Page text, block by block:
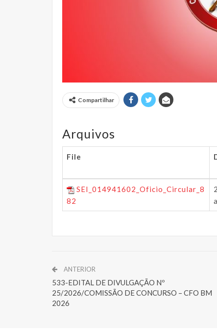
Compartilhar
Arquivos
File
SEI_014941602_Oficio_Circular_8
82
ANTERIOR
533-EDITAL DE DIVULGAÇÃO Nº
25/2026/COMISSÃO DE CONCURSO – CFO BM
2026